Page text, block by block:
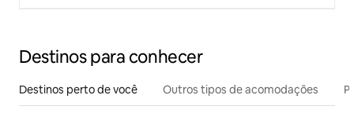
Destinos para conhecer
Destinos perto de você Outros tipos de acomodações